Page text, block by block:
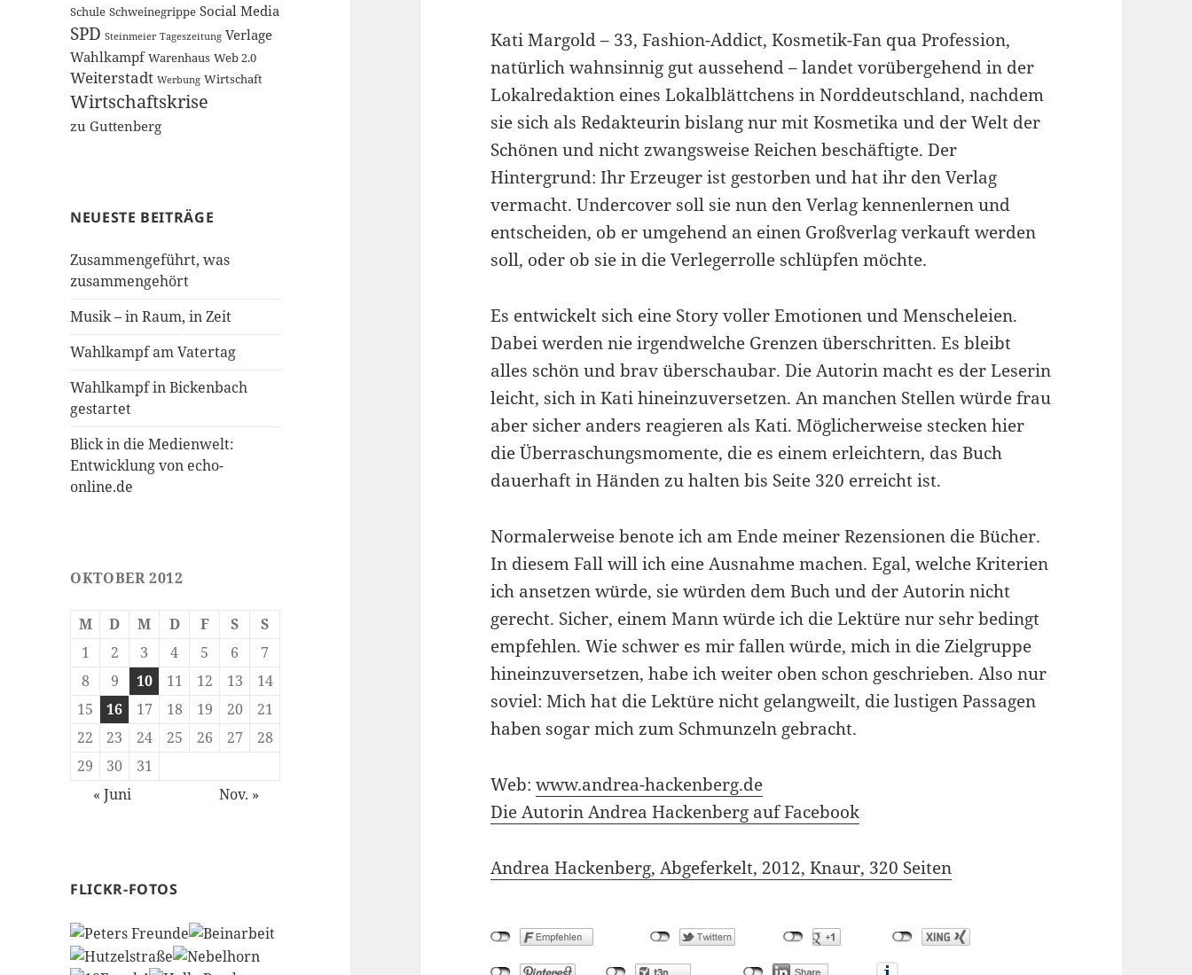
Schule Schweinegrippe Social Media
SPD Steinmeier Tageszeitung Verlage
Wahlkampf Warenhaus Web 2.0
Weiterstadt Werbung Wirtschaft
Wirtschaftskrise
zu Guttenberg
NEUESTE BEITRÄGE
Zusammengeführt, was
zusammengehört
Musik – in Raum, in Zeit
Wahlkampf am Vatertag
Wahlkampf in Bickenbach
gestartet
Blick in die Medienwelt:
Entwicklung von echo-
online.de
OKTOBER 2012
M D M D F S
S
1
2 3 4 5 6
7
8
9 10 11 12 13
14
15
16 17 18 19 20
21
22
23 24 25 26 27
28
29
30
31
« Juni
Nov. »
FLICKR-FOTOS
Kati Margold – 33, Fashion-Addict, Kosmetik-Fan qua Profession,
natürlich wahnsinnig gut aussehend – landet vorübergehend in der
Lokalredaktion eines Lokalblättchens in Norddeutschland, nachdem
sie sich als Redakteurin bislang nur mit Kosmetika und der Welt der
Schönen und nicht zwangsweise Reichen beschäftigte. Der
Hintergrund: Ihr Erzeuger ist gestorben und hat ihr den Verlag
vermacht. Undercover soll sie nun den Verlag kennenlernen und
entscheiden, ob er umgehend an einen Großverlag verkauft werden
soll, oder ob sie in die Verlegerrolle schlüpfen möchte.
Es entwickelt sich eine Story voller Emotionen und Menscheleien.
Dabei werden nie irgendwelche Grenzen überschritten. Es bleibt
alles schön und brav überschaubar. Die Autorin macht es der Leserin
leicht, sich in Kati hineinzuversetzen. An manchen Stellen würde frau
aber sicher anders reagieren als Kati. Möglicherweise stecken hier
die Überraschungsmomente, die es einem erleichtern, das Buch
dauerhaft in Händen zu halten bis Seite 320 erreicht ist.
Normalerweise benote ich am Ende meiner Rezensionen die Bücher.
In diesem Fall will ich eine Ausnahme machen. Egal, welche Kriterien
ich ansetzen würde, sie würden dem Buch und der Autorin nicht
gerecht. Sicher, einem Mann würde ich die Lektüre nur sehr bedingt
empfehlen. Wie schwer es mir fallen würde, mich in die Zielgruppe
hineinzuversetzen, habe ich weiter oben schon geschrieben. Also nur
soviel: Mich hat die Lektüre nicht gelangweilt, die lustigen Passagen
haben sogar mich zum Schmunzeln gebracht.
Web:www.andrea-hackenberg.de
Die Autorin Andrea Hackenberg auf Facebook
Andrea Hackenberg, Abgeferkelt, 2012, Knaur, 320 Seiten